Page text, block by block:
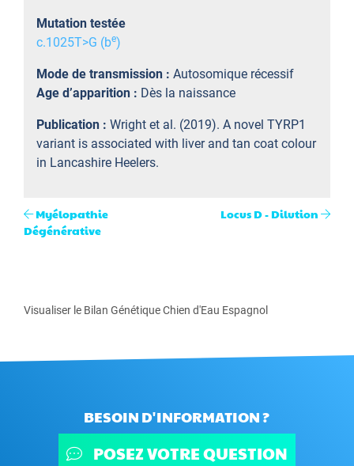
Mutation testée
c.1025T>G (be)
Mode de transmission : Autosomique récessif
Age d’apparition : Dès la naissance
Publication : Wright et al. (2019). A novel TYRP1
variant is associated with liver and tan coat colour
in Lancashire Heelers.
Myélopathie
Dégénérative
Locus D - Dilution
Visualiser le Bilan Génétique Chien d'Eau Espagnol
BESOIN D'INFORMATION ?
POSEZ VOTRE QUESTION